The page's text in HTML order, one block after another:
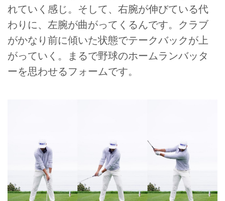
れていく感じ。そして、右腕が伸びている代
わりに、左腕が曲がってくるんです。クラブ
がかなり前に傾いた状態でテークバックが上
がっていく。まるで野球のホームランバッタ
ーを思わせるフォームです。